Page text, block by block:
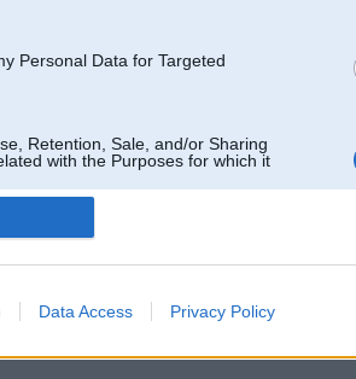
Personal Data for Targeted
Retention, Sale, and/or Sharing
with the Purposes for which it
Data Access Privacy Policy